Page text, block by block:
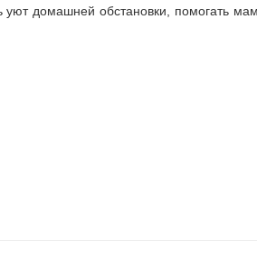
домашней обстановки, помогать